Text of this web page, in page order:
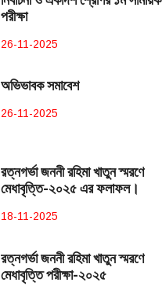
পরীক্ষা
26-11-2025
অভিভাবক সমাবেশ
26-11-2025
রত্নগর্ভা জননী রহিমা খাতুন স্মরণে
মেধাবৃত্তি-২০২৫ এর ফলাফল।
18-11-2025
রত্নগর্ভা জননী রহিমা খাতুন স্মরণে
মেধাবৃত্তি পরীক্ষা-২০২৫